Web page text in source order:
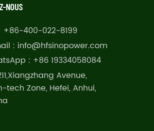
NOUS
+86-400-022-8199
: info@hfsinopower.com
: +86 19334058084
Avenue,
tech Zone, Hefei, Anhui,